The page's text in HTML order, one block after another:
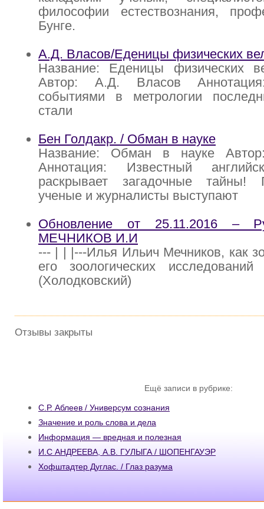
философии естествознания,
Бунге.
А.Д. Власов/Еденицы физических
Название: Еденицы физических
Автор: А.Д. Власов
событиями в метрологии
стали
Бен Голдакр. / Обман в науке
Название: Обман в науке
Аннотация: Известный
раскрывает загадочные тайны!
ученые и журналисты выступают
Обновление от 25.11.2016 –
МЕЧНИКОВ И.И
--- | | |---Илья Ильич Мечников, как
его зоологических
(Холодковский)
Отзывы закрыты
Ещё записи в рубрике:
С.Р. Аблеев / Универсум сознания
Значение и роль слова и дела
Информация — вредная и полезная
И.С АНДРЕЕВА, А.В. ГУЛЫГА / ШОПЕНГАУЭР
Хофштадтер Дуглас. / Глаз разума